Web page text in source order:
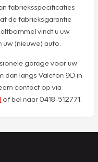
fabrieksspecificaties
de fabrieksgarantie
vindt u uw
(nieuwe) auto.
garage voor uw
dan langs Valeton 9D in
contact op via
of bel naar 0418-512771.